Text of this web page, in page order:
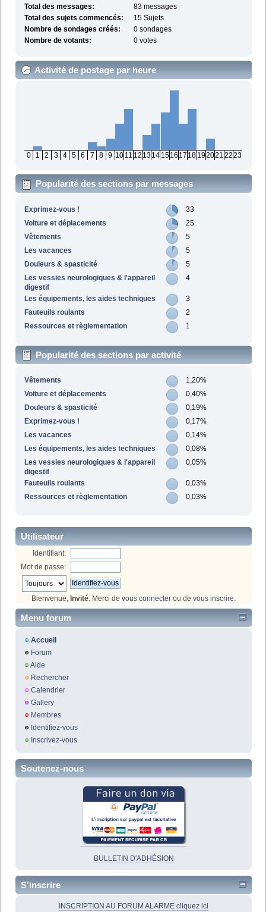
Total des messages:
83 messages
Total des sujets commencés:
15 Sujets
Nombre de sondages créés:
0 sondages
Nombre de votants:
0 votes
Activité de postage par heure
0 1 2 3 4 5 6 7 8 9 10 11 12 1314 1516 17 18 192021 2223
Popularité des sections par messages
Exprimez-vous !
33
Voiture et déplacements
25
Vêtements
5
Les vacances
5
Douleurs & spasticité
5
Les vessies neurologiques & l'appareil
digestif
4
Les équipements, les aides techniques
3
Fauteuils roulants
2
Ressources et règlementation
1
Popularité des sections par activité
Vêtements
1,20%
Voiture et déplacements
0,40%
Douleurs & spasticité
0,19%
Exprimez-vous !
0,17%
Les vacances
0,14%
Les équipements, les aides techniques
0,08%
Les vessies neurologiques & l'appareil
digestif
0,05%
Fauteuils roulants
0,03%
Ressources et règlementation
0,03%
Utilisateur
Identifiant:
Mot de passe:
Bienvenue, Invité. Merci de vous connecter ou de vous inscrire.
Menu forum
Accueil
Forum
Aide
Rechercher
Calendrier
Gallery
Membres
Identifiez-vous
Inscrivez-vous
Soutenez-nous
BULLETIN D'ADHÉSION
S'inscrire
INSCRIPTION AU FORUM ALARME cliquez ici